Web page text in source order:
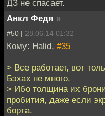
ДЗ не спасает.
Анкл Федя »
#50 | 28.06.14 01:32
Кому: Halid, #35
> Все работает, вот
Бэхах не много.
> Ибо толщина их
пробития, даже если
борта.